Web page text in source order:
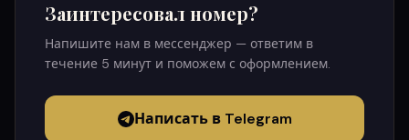
Заинтересовал номер?
Напишите нам в мессенджер — ответим в
течение 5 минут и поможем с оформлением.
Написать в Telegram